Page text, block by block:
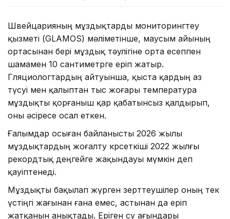
Швейцарияның мұздықтарды мониторингтеу
қызметі (GLAMOS) мәліметінше, маусым айының
ортасынан бері мұздық тәулігіне орта есеппен
шамамен 10 сантиметрге еріп жатыр.
Гляциологтардың айтуынша, қыста қардың аз
түсуі мен қалыптан тыс жоғары температура
мұздықты қорғаныш қар қабатынсыз қалдырып,
оны әсіресе осал еткен.
Ғалымдар осыған байланысты 2026 жылы
мұздықтардың жоғалту көрсеткіші 2022 жылғы
рекордтық деңгейге жақындауы мүмкін деп
қауіптенеді.
Мұздықты бақылап жүрген зерттеушілер оның тек
үстіңгі жағынан ғана емес, астынан да еріп
жатқанын анықтады. Еріген су ағындары